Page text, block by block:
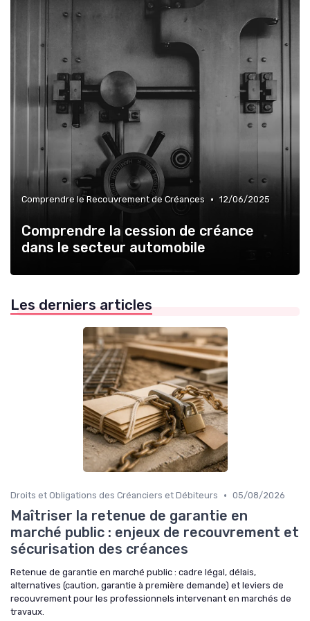
Comprendre le Recouvrement de Créances • 12/06/2025
Comprendre la cession de créance
dans le secteur automobile
Les derniers articles
Droits et Obligations des Créanciers et Débiteurs • 05/08/2026
Maîtriser la retenue de garantie en
marché public : enjeux de recouvrement et
sécurisation des créances
Retenue de garantie en marché public : cadre légal, délais,
alternatives (caution, garantie à première demande) et leviers de
recouvrement pour les professionnels intervenant en marchés de
travaux.